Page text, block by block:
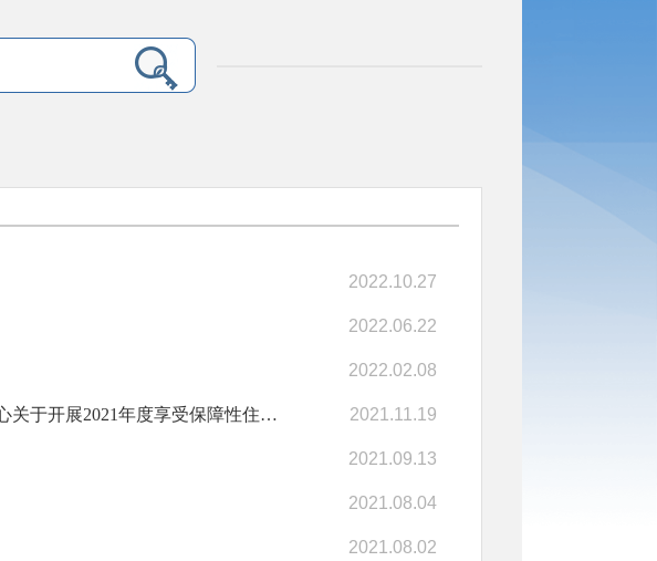
2022.10.27
2022.06.22
2022.02.08
成安县保障性住房和经济适用住房管理中心关于开展2021年度享受保障性住房对象年审的通知 2021.11.19
2021.09.13
2021.08.04
2021.08.02